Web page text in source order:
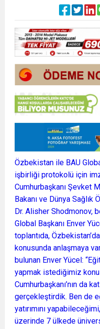
Özbekistan ile BAU
işbirliği protokolü için
Cumhurbaşkanı Şevket
Bakanı ve Dünya Sağlık
Dr. Alisher Shodmonov,
Global Başkanı Enver
toplantıda,
konusunda anlaşmaya
bulunan Enver Yücel:
yapmak istediğimiz
Cumhurbaşkanı’nın da
gerçekleştirdik. Ben de
yatırımını
üzerinde 7 ülkede